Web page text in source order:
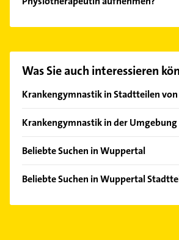
Hier finden Sie alleKontaktdaten
Was Sie auch interessieren
Krankengymnastik in Stadtteilen
Barmen
Langerfeld
Vohwinkel
Krankengymnastik in der Umgebung
Remscheid
Solingen
Beliebte Suchen in Wuppertal
Phoniatrie
Fensterbauer
Beliebte Suchen in Wuppertal